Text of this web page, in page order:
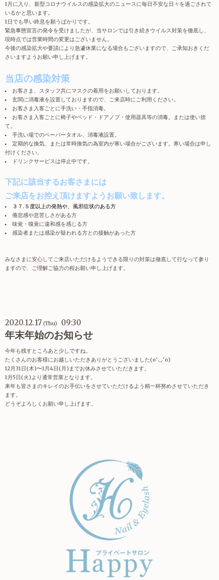
1月に入り、新型コロナウイルスの感染拡大のニュースに毎日不安な日々を過ごされて
いるかと思います。
1日でも早い終息を願うばかりです。
緊急事態宣言の発令を受けましたが、当サロンでは引き続きウイルス対策を徹底し、
現時点では営業時間の変更はございません。
今後の感染拡大や要請により急遽休業になる場合もございますので、ご承知おきくだ
さいますようお願い申し上げます。
当店の感染対策
お客さま、スタッフ共にマスクの着用をお願いしております。
玄関に消毒液を設置しておりますので、ご来店時にご利用ください。
お客さま入客ごとに手洗い・手指消毒。
お客さま入客ごとに椅子やベッド・ドアノブ・使用器具等の消毒。または使い捨
て。
手洗い場でのペーパータオル、消毒液設置。
定期的な換気、または常時換気の為室内が寒い場合がございます。寒い場合は申し
付けください。
ドリンクサービスは停止中です。
下記に該当するお客さまには
ご来店をお控え頂けますようお願い致します。
３７.５度以上の発熱や、風邪症状のある方
倦怠感や息苦しさがある方
味覚・嗅覚に違和感を感じる方
感染者または感染が疑われる方との接触があった方
みなさまに安心してご来店いただけるようできる限りの対策は徹底して行なって参り
ますので、ご理解ご協力の程お願い申し上げます。
2020.12.17 (Thu) 09:30
年末年始のお知らせ
今年も残すところあと少しですね。
たくさんのお客様にお越しいただきありがとうございました(o˘◡˘o)
12月31日(木)〜1月4日(月)までお休みさせていただきます。
1月5日(火)より通常営業となります。
来年も皆さまのキレイのお手伝いをさせていただけるよう精一杯努めさせていただき
ます。
どうぞよろしくお願い申し上げます。